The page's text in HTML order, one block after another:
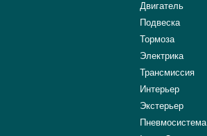
Двигатель
Подвеска
Тормоза
Электрика
Трансмиссия
Интерьер
Экстерьер
Пневмосистема